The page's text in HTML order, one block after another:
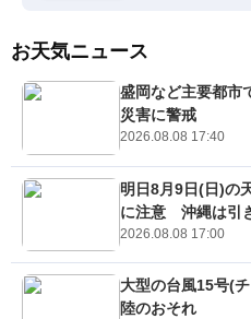
お天気ニュース
盛岡など主要都
災害に警戒
2026.08.08 17:40
明日8月9日(日)の
に注意 沖縄は引
2026.08.08 17:00
大型の台風15号(
陸のおそれ